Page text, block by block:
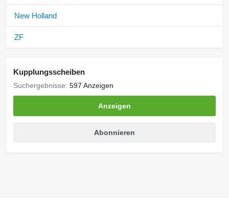
New Holland
ZF
Kupplungsscheiben
Suchergebnisse: 597 Anzeigen
Anzeigen
Abonnieren